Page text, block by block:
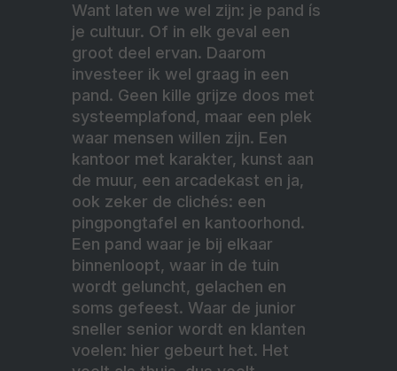
Want laten we wel zijn: je pand ís
je cultuur. Of in elk geval een
groot deel ervan. Daarom
investeer ik wel graag in een
pand. Geen kille grijze doos met
systeemplafond, maar een plek
waar mensen willen zijn. Een
kantoor met karakter, kunst aan
de muur, een arcadekast en ja,
ook zeker de clichés: een
pingpongtafel en kantoorhond.
Een pand waar je bij elkaar
binnenloopt, waar in de tuin
wordt geluncht, gelachen en
soms gefeest. Waar de junior
sneller senior wordt en klanten
voelen: hier gebeurt het. Het